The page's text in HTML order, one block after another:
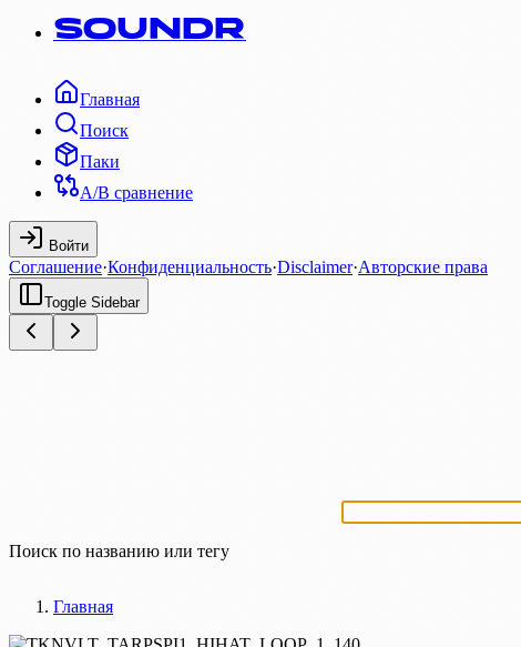
SOUNDR
Главная
Поиск
Паки
A/B сравнение
Войти
Соглашение·Конфиденциальность·Disclaimer·Авторские права
Toggle Sidebar
Поиск по названию или тегу
Главная